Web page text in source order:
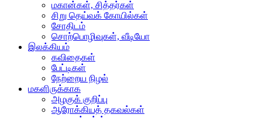
மகான்கள், சித்தர்கள்
சிறு தெய்வக் கோயில்கள்
சோதிடம்
சொற்பொழிவுகள், வீடியோ
இலக்கியம்
கவிதைகள்
பேட்டிகள்
நேற்றைய நிழல்
மகளிருக்காக
அழகுக் குறிப்பு
ஆரோக்கியத் தகவல்கள்